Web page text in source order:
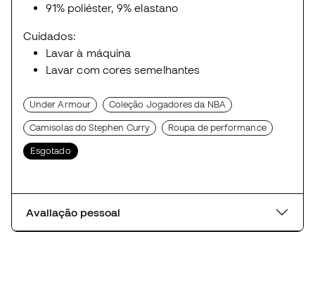
91% poliéster, 9% elastano
Cuidados:
Lavar à máquina
Lavar com cores semelhantes
Under Armour Coleção Jogadores da NBA
Camisolas do Stephen Curry Roupa de performance
Esgotado
Avaliação pessoal